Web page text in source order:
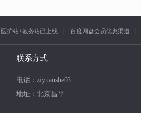
护站+教务站已上线 百度网盘会员优惠渠道
联系方式
电话：ziyuanshe03
地址：北京昌平